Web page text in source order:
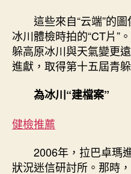
這些來自“云端”的
冰川體檢時拍的“CT片”
躲高原冰川與天氣變更
進獻，取得第十五屆青
為冰川“建檔案”
健檢推薦
2006年，拉巴卓瑪
狀況迷信研討所。那時